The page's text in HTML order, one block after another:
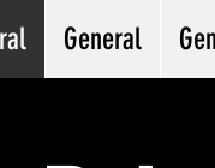
General